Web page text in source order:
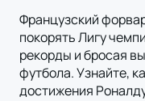
Французский
покорять Лигу
рекорды и бросая
футбола. Узнайте,
достижения